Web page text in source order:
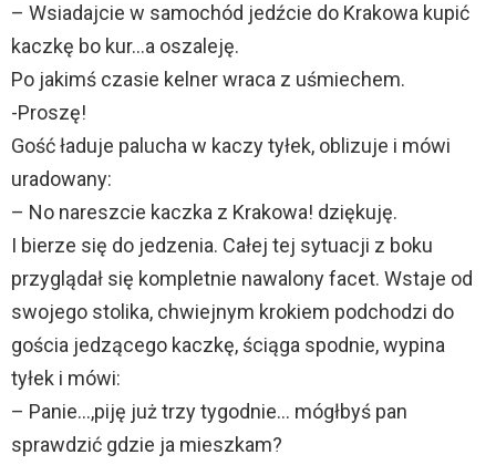
– Wsiadajcie w samochód jedźcie do Krakowa kupić
kaczkę bo kur…a oszaleję.
Po jakimś czasie kelner wraca z uśmiechem.
-Proszę!
Gość ładuje palucha w kaczy tyłek, oblizuje i mówi
uradowany:
– No nareszcie kaczka z Krakowa! dziękuję.
I bierze się do jedzenia. Całej tej sytuacji z boku
przyglądał się kompletnie nawalony facet. Wstaje od
swojego stolika, chwiejnym krokiem podchodzi do
gościa jedzącego kaczkę, ściąga spodnie, wypina
tyłek i mówi:
– Panie…,piję już trzy tygodnie… mógłbyś pan
sprawdzić gdzie ja mieszkam?